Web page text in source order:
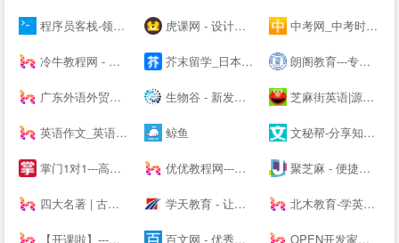
程序员客栈-领先的程序员自由工作平台-程序员兼职 虎课网 - 设计、办公软件视频教程在线学习_ 每天免费学一课 中考网_中考时间_中考分数线_中考成绩查询
冷牛教程网 - 专业的网络资源分享基地 芥末留学_日本留学_韩国留学_英澳留学_值得信赖的在线留学申请平台 朗阁教育---专注雅思培训、新托福、SAT等出国留学英语考试留学培训机构
广东外语外贸大学 生物谷 - 新发现,新技术,新产业 - 生物医药新媒体门户 芝麻街英语|源自美国《芝麻街》3-12岁高端少儿英语教育品牌
英语作文_英语作文大全_英语作文网 鲸鱼 文秘帮-分享知识，共创价值！
掌门1对1---高端中小学在线教育辅导品牌-名校精英在线教学-掌门一对一-掌门优课升级版 优优教程网---免费自学软件就上优优网-PS,AI,C4D,AE,UI,Sketch,平面,海报等原创免费教程在线学习-UiiiUiii-- 聚芝麻 - 便捷的网址大全站，网址查询就是这么简单！
四大名著 | 古典四大名著小说 学天教育 - 让人人享有优质教育 北木教育-学英语，和你在一起-北木网
【开课啦】---有用，有趣，有成长！ 百文网 - 优秀文章分享平台 OPEN开发家园-为开发爱好者分享技巧！